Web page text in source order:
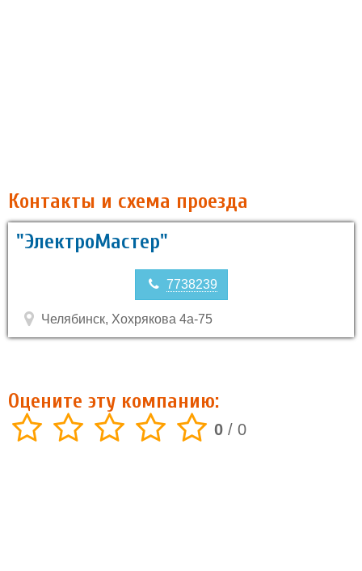
Контакты и схема проезда
"ЭлектроМастер"
7738239
Челябинск, Хохрякова 4а-75
Оцените эту компанию:
0 / 0